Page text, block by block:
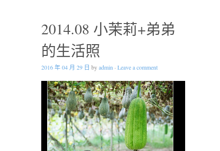
2014.08 小茉莉+弟弟
的生活照
2016 年 04 月 29 日 byadmin · Leave a comment